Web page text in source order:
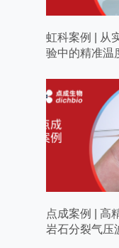
虹科案例 | 从
验中的精准温
点成案例 | 高
岩石分裂气压